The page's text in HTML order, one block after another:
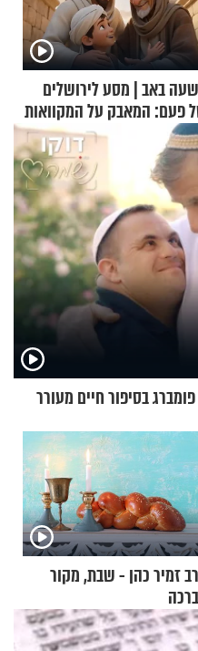
באב | מסע לירושלים
פעם: המאבק על המקוואות
בסיפור חיים מעורר
זמיר כהן - שבת, מקור